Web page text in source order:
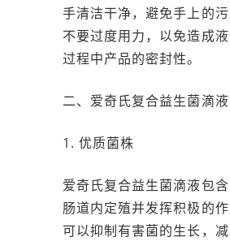
手清洁干净，避免手上的
不要过度用力，以免造成
过程中产品的密封性。
二、爱奇氏复合益生菌滴
1. 优质菌株
爱奇氏复合益生菌滴液包
肠道内定殖并发挥积极的
可以抑制有害菌的生长，